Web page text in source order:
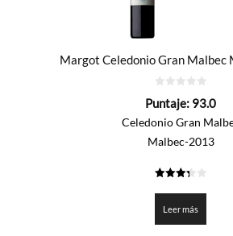
Margot Celedonio Gran Malbec
de
Puntaje: 93.0
Celedonio Gran
Malbec-2013
Leer más